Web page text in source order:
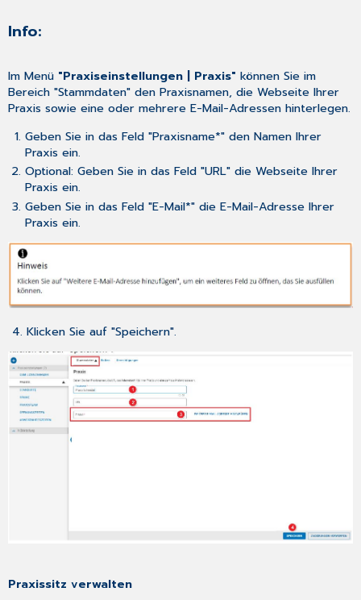
und
verwalten?
Info:
Info:
Im Menü "Praxiseinstellungen | Praxis"können Sie im
Bereich "Stammdaten" den Praxisnamen, die Webseite Ihrer
Praxis sowie eine oder mehrere E-Mail-Adressen hinterlegen.
Geben Sie in das Feld "Praxisname*" den Namen Ihrer
Praxis ein.
Optional: Geben Sie in das Feld "URL" die Webseite Ihrer
Praxis ein.
Geben Sie in das Feld "E-Mail*" die E-Mail-Adresse Ihrer
Praxis ein.
4. Klicken Sie auf "Speichern".
Praxissitz verwalten